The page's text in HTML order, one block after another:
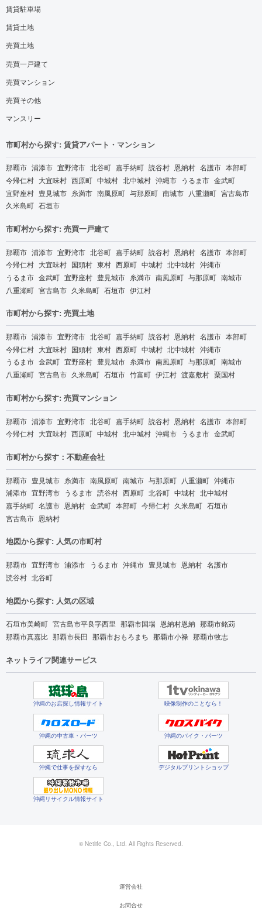
賃貸駐車場
賃貸土地
売買土地
売買一戸建て
売買マンション
売買その他
マンスリー
市町村から探す: 賃貸アパート・マンション
那覇市 浦添市 宜野湾市 北谷町 嘉手納町 読谷村 恩納村 名護市 本部町
今帰仁村 大宜味村 西原町 中城村 北中城村 沖縄市 うるま市 金武町
宜野座村 豊見城市 糸満市 南風原町 与那原町 南城市 八重瀬町 宮古島市
久米島町 石垣市
市町村から探す: 売買一戸建て
那覇市 浦添市 宜野湾市 北谷町 嘉手納町 読谷村 恩納村 名護市 本部町
今帰仁村 大宜味村 国頭村 東村 西原町 中城村 北中城村 沖縄市
うるま市 金武町 宜野座村 豊見城市 糸満市 南風原町 与那原町 南城市
八重瀬町 宮古島市 久米島町 石垣市 伊江村
市町村から探す: 売買土地
那覇市 浦添市 宜野湾市 北谷町 嘉手納町 読谷村 恩納村 名護市 本部町
今帰仁村 大宜味村 国頭村 東村 西原町 中城村 北中城村 沖縄市
うるま市 金武町 宜野座村 豊見城市 糸満市 南風原町 与那原町 南城市
八重瀬町 宮古島市 久米島町 石垣市 竹富町 伊江村 渡嘉敷村 粟国村
市町村から探す: 売買マンション
那覇市 浦添市 宜野湾市 北谷町 嘉手納町 読谷村 恩納村 名護市 本部町
今帰仁村 大宜味村 西原町 中城村 北中城村 沖縄市 うるま市 金武町
市町村から探す：不動産会社
那覇市 豊見城市 糸満市 南風原町 南城市 与那原町 八重瀬町 沖縄市
浦添市 宜野湾市 うるま市 読谷村 西原町 北谷町 中城村 北中城村
嘉手納町 名護市 恩納村 金武町 本部町 今帰仁村 久米島町 石垣市
宮古島市 恩納村
地図から探す: 人気の市町村
那覇市 宜野湾市 浦添市 うるま市 沖縄市 豊見城市 恩納村 名護市
読谷村 北谷町
地図から探す: 人気の区域
石垣市美崎町 宮古島市平良字西里 那覇市国場 恩納村恩納 那覇市銘苅
那覇市真嘉比 那覇市長田 那覇市おもろまち 那覇市小禄 那覇市牧志
ネットライフ関連サービス
沖縄のお店探し情報サイト 映像制作のことなら！
沖縄の中古車・パーツ 沖縄のバイク・パーツ
沖縄で仕事を探すなら デジタルプリントショップ
沖縄リサイクル情報サイト
© Netlife Co., Ltd. All Rights Reserved.
運営会社
お問合せ